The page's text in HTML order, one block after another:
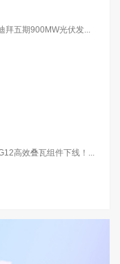
拜五期900MW光伏发...
高效叠瓦组件下线！...